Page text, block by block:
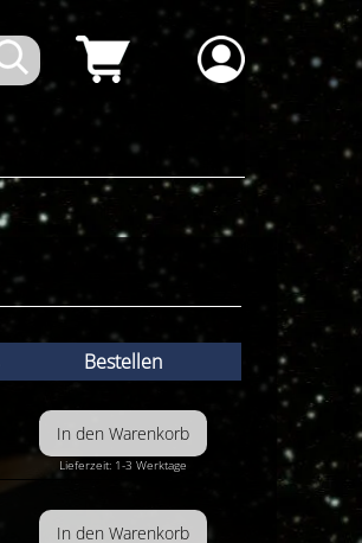
Bestellen
Lieferzeit: 1-3 Werktage